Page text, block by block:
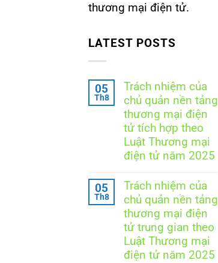
thương mại điện tử.
LATEST POSTS
05
Th8
Trách nhiệm của
chủ quản nền tảng
thương mại điện
tử tích hợp theo
Luật Thương mại
điện tử năm 2025
có
bình
luận
ở
Trách
nhiệm
của
chủ
quản
05
Th8
Trách nhiệm của
chủ quản nền tảng
thương mại điện
tử trung gian theo
Luật Thương mại
điện tử năm 2025